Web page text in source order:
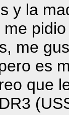
y la
me
es
que